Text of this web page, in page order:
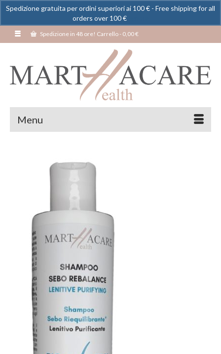
Spedizione in 48 ore! Carrello- 0,00€
Menu
Spedizione gratuita per ordini superiori ai 100 € - Free shipping for all
orders over 100 €